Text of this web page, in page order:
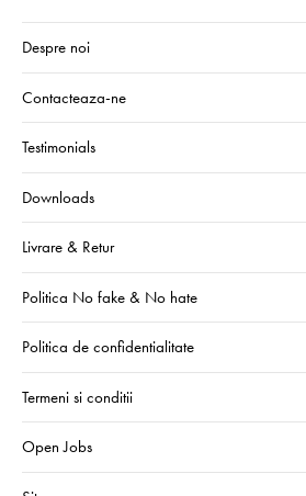
Despre noi
Contacteaza-ne
Testimonials
Downloads
Livrare & Retur
Politica No fake & No hate
Politica de confidentialitate
Termeni si conditii
Open Jobs